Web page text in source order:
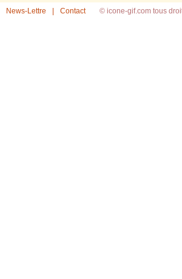
News-Lettre Contact © icone-gif.com tous